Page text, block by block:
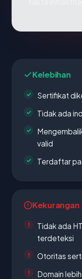
Kelebihan
Sertifikat
Tidak ada
valid
Terdaftar
Kekurangan
Tidak ada
terdeteksi
Otoritas
Domain